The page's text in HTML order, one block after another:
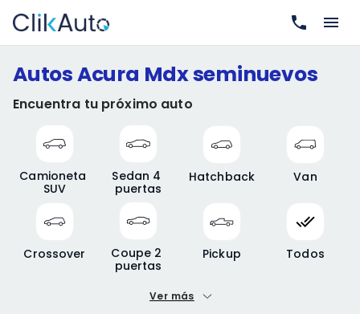
Autos Acura Mdx seminuevos
Encuentra tu próximo auto
Camioneta
SUV
Sedan 4
puertas
Hatchback Van
Crossover
Coupe 2
puertas
Pickup Todos
Precio máximo
Ver más